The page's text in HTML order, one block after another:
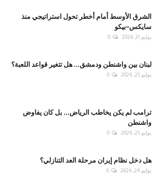
الشرق الأوسط أمام أخطر تحول استراتيجي منذ
سايكس–بيكو
يوليو 31, 2026 0
لبنان بين واشنطن ودمشق... هل تتغير قواعد اللعبة؟
يوليو 25, 2026 0
ترامب لم يكن يخاطب الرياض... بل كان يفاوض
واشنطن
يوليو 25, 2026 0
هل دخل نظام إيران مرحلة العد التنازلي؟
يوليو 24, 2026 0